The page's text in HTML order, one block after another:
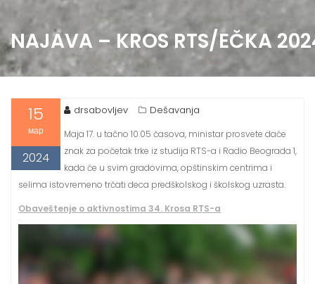
NAJAVA – KROS RTS/EČKA
15
мар
2024
drsabovljev Dešavanja
Maja 17. u tačno 10.05 časova, ministar prosvete daće
znak za početak trke iz studija RTS-a i Radio Beograda 1,
kada će u svim gradovima, opštinskim centrima i
selima istovremeno trčati deca predškolskog i školskog uzrasta.
Obaveštenje o aktivnostima 34. Krosa RTS-a